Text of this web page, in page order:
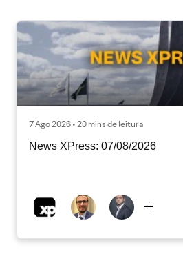
7 Ago 2026 • 20 mins de leitura
News XPress: 07/08/2026